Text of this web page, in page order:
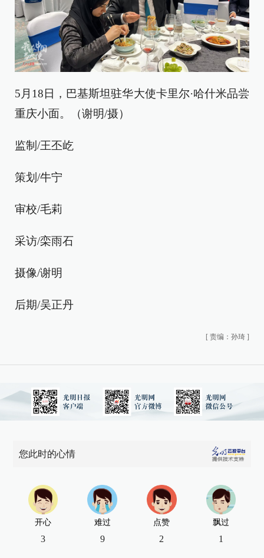
5月18日，巴基斯坦驻华大使卡里尔·哈什米品尝
重庆小面。（谢明/摄）
监制/王丕屹
策划/牛宁
审校/毛莉
采访/栾雨石
摄像/谢明
后期/吴正丹
[ 责编：孙琦 ]
您此时的心情
开心
3
难过
9
点赞
2
飘过
1